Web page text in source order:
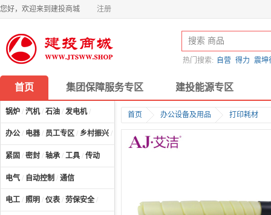
您好，欢迎来到建投商城 注册
热门搜索: 自营 得力 震坤
首页 集团保障服务专区 建投能源专区
锅炉 / 汽机/ 石油 / 发电机/
办公 / 电器 / 员工专区 / 乡村振兴 / 计算机及配件
紧固 / 密封 / 轴承 / 工具 / 传动
电气 / 自动控制 / 通信
电工 / 照明 / 仪表 / 劳保安全 /
首页 办公设备及用品 打印耗材